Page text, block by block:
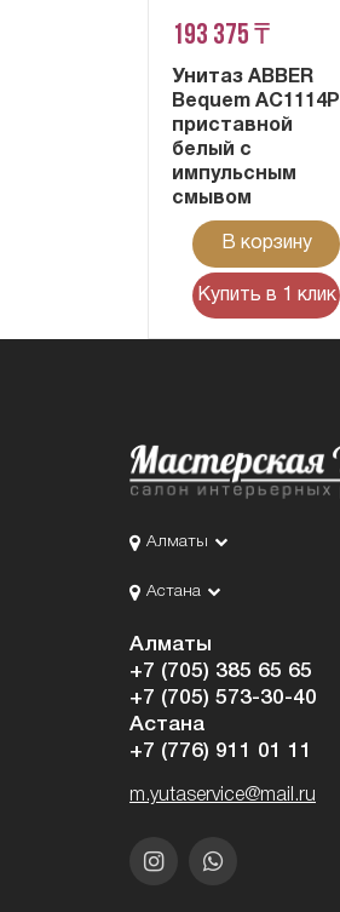
193 375 ₸
Унитаз ABBER
Bequem AC1114P
приставной
белый с
импульсным
смывом
В корзину
Купить в 1 клик
Алматы
Астана
Алматы
+7 (705) 385 65 65
+7 (705) 573-30-40
Астана
+7 (776) 911 01 11
m.yutaservice@mail.ru